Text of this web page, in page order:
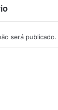
será publicado.